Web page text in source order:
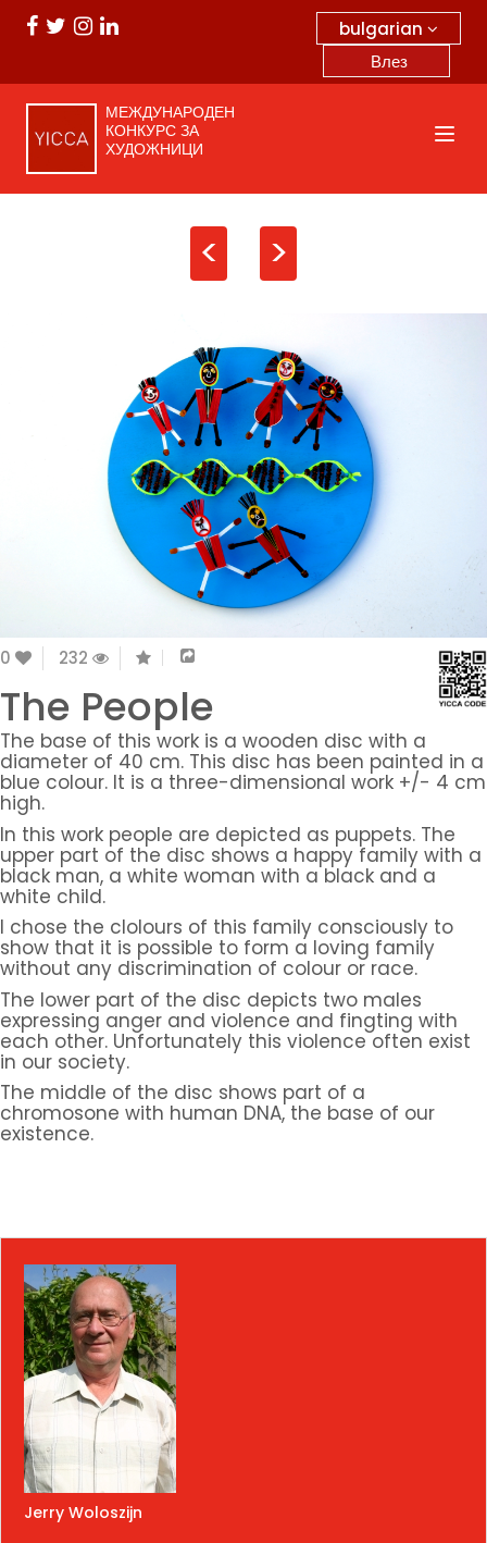
bulgarian
Влез
МЕЖДУНАРОДЕН
КОНКУРС ЗА
ХУДОЖНИЦИ
< >
0 232
The People
The base of this work is a wooden disc with a
diameter of 40 cm. This disc has been painted in a
blue colour. It is a three-dimensional work +/- 4 cm
high.
In this work people are depicted as puppets. The
upper part of the disc shows a happy family with a
black man, a white woman with a black and a
white child.
I chose the clolours of this family consciously to
show that it is possible to form a loving family
without any discrimination of colour or race.
The lower part of the disc depicts two males
expressing anger and violence and fingting with
each other. Unfortunately this violence often exist
in our society.
The middle of the disc shows part of a
chromosone with human DNA, the base of our
existence.
Jerry Woloszijn